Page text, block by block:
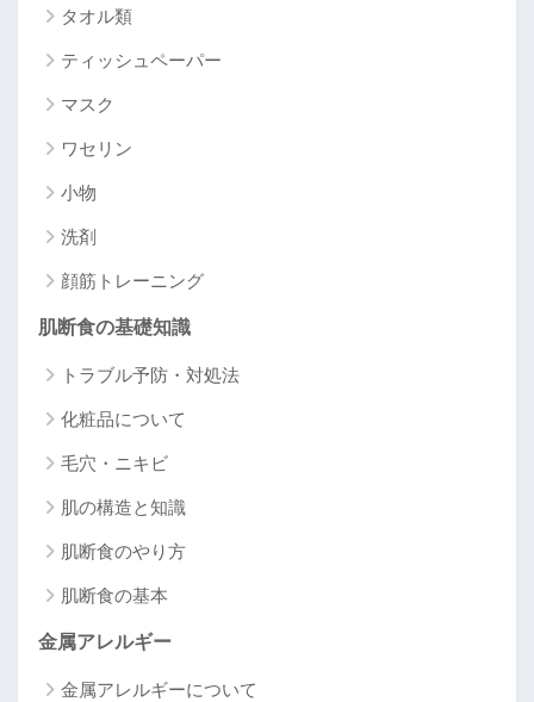
タオル類
ティッシュペーパー
マスク
ワセリン
小物
洗剤
顔筋トレーニング
肌断食の基礎知識
トラブル予防・対処法
化粧品について
毛穴・ニキビ
肌の構造と知識
肌断食のやり方
肌断食の基本
金属アレルギー
金属アレルギーについて